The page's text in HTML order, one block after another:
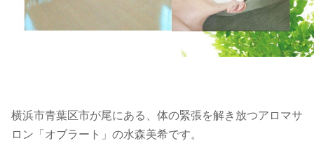
横浜市青葉区市が尾にある、体の緊張を解き放つアロマサ
ロン「オブラート」の水森美希です。